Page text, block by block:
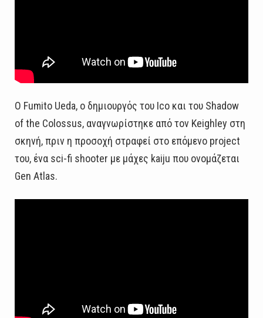
Ο Fumito Ueda, ο δημιουργός του Ico και του Shadow
of the Colossus, αναγνωρίστηκε από τον Keighley στη
σκηνή, πριν η προσοχή στραφεί στο επόμενο project
του, ένα sci-fi shooter με μάχες kaiju που ονομάζεται
Gen Atlas.